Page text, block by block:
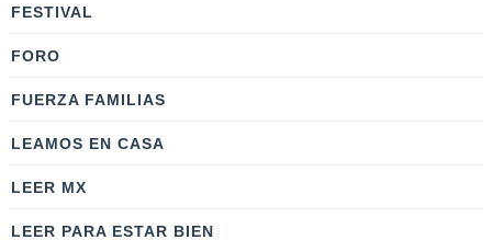
FESTIVAL
FORO
FUERZA FAMILIAS
LEAMOS EN CASA
LEER MX
LEER PARA ESTAR BIEN